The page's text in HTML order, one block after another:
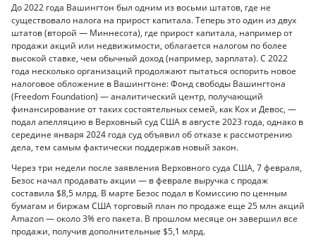
До 2022 года Вашингтон был одним из восьми штатов, где не
существовало налога на прирост капитала. Теперь это один из двух
штатов (второй — Миннесота), где прирост капитала, например от
продажи акций или недвижимости, облагается налогом по более
высокой ставке, чем обычный доход (например, зарплата). С 2022
года несколько организаций продолжают пытаться оспорить новое
налоговое обложение в Вашингтоне: Фонд свободы Вашингтона
(Freedom Foundation) — аналитический центр, получающий
финансирование от таких состоятельных семей, как Кох и Девос, —
подал апелляцию в Верховный суд США в августе 2023 года, однако в
середине января 2024 года суд объявил об отказе к рассмотрению
дела, тем самым фактически поддержав новый закон.
Через три недели после заявления Верховного суда США, 7 февраля,
Безос начал продавать акции — в феврале выручка с продаж
составила $8,5 млрд. В марте Безос подал в Комиссию по ценным
бумагам и биржам США торговый план по продаже еще 25 млн акций
Amazon — около 3% его пакета. В прошлом месяце он завершил все
продажи, получив дополнительные $5,1 млрд.